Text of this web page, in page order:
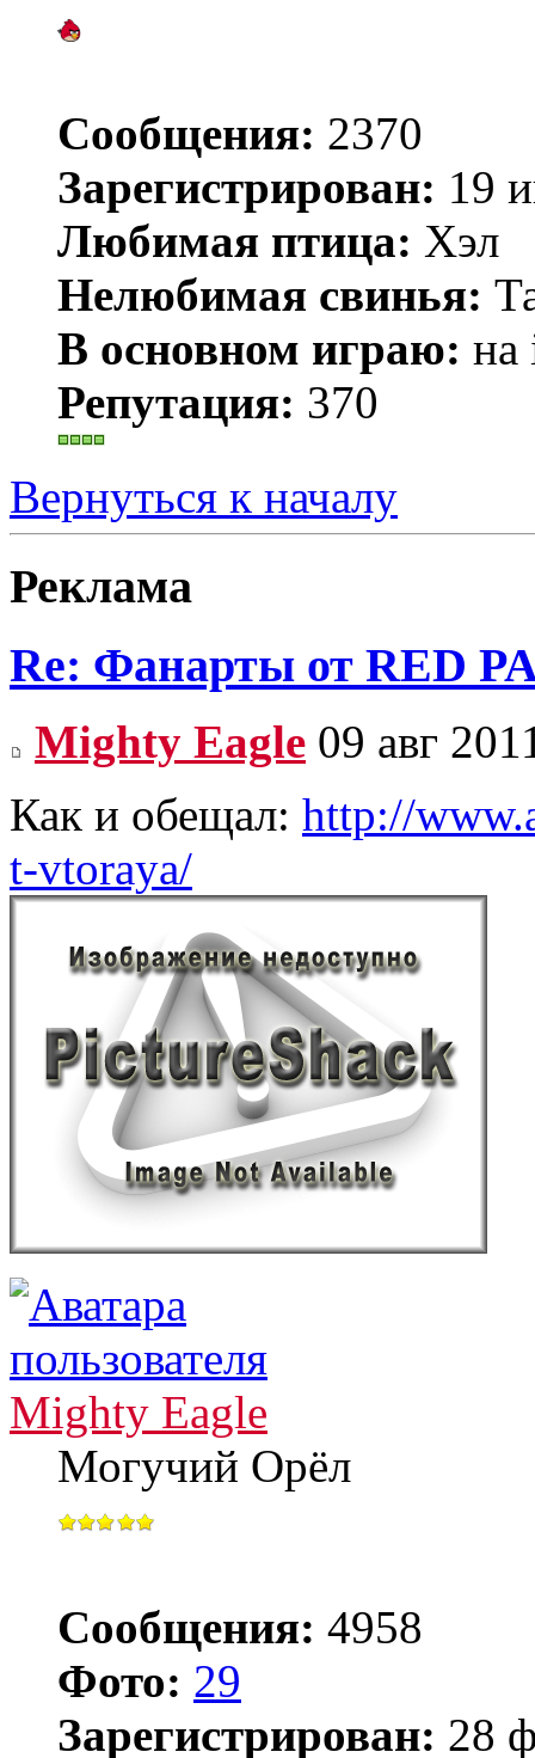
Сообщения: 2370
Зарегистрирован: 19
Любимая птица: Хэл
Нелюбимая свинья:
В основном играю: на
Репутация: 370
Вернуться к началу
Реклама
Re: Фанарты от RED
Mighty Eagle 09 авг
Как и обещал: http://
t-vtoraya/
Mighty Eagle
Могучий Орёл
Сообщения: 4958
Фото: 29
Зарегистрирован: 28